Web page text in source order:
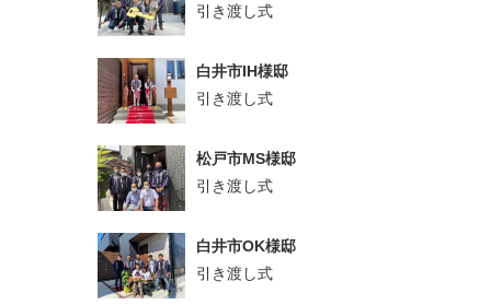
引き渡し式
白井市IH様邸
引き渡し式
松戸市MS様邸
引き渡し式
白井市OK様邸
引き渡し式